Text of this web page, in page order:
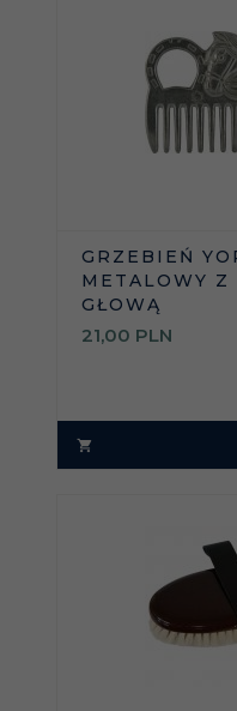
GRZEBIEŃ
METALOWY Z
GŁOWĄ
21,00 PLN